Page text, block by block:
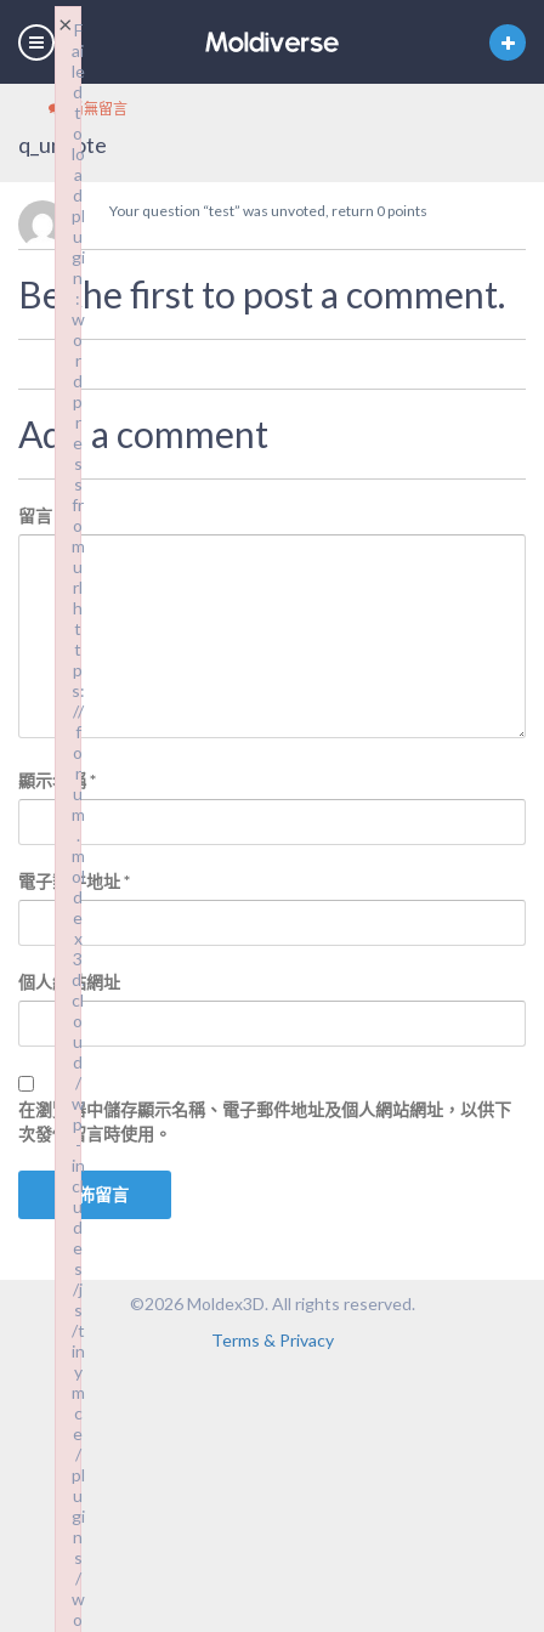
尚無留言
q_unvote
Your question “test” was unvoted, return 0 points
Be the first to post a comment.
Add a comment
留言
顯示名稱*
電子郵件地址*
個人網站網址
在瀏覽器中儲存顯示名稱、電子郵件地址及個人網站網址，以供下
次發佈留言時使用。
©2026 Moldex3D. All rights reserved.
Terms & Privacy
F
ai
le
d
t
o
lo
a
d
pl
u
gi
n
:
w
o
r
d
p
r
e
s
s
fr
o
m
u
rl
h
t
t
p
s:
//
f
o
r
u
m
.
m
ol
d
e
x
3
d.
cl
o
u
d
/
w
p
-
in
cl
u
d
e
s
/j
s
/t
in
y
m
c
e
/
pl
u
gi
n
s
/
w
o
×